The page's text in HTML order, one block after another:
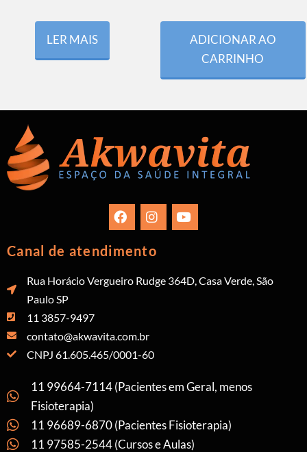
LER MAIS
ADICIONAR AO
CARRINHO
Canal de atendimento
Rua Horácio Vergueiro Rudge 364D, Casa Verde, São
Paulo SP
11 3857-9497
contato@akwavita.com.br
CNPJ 61.605.465/0001-60
11 99664-7114 (Pacientes em Geral, menos
Fisioterapia)
11 96689-6870 (Pacientes Fisioterapia)
11 97585-2544 (Cursos e Aulas)